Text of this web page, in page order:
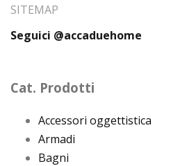
SITEMAP
Seguici @accaduehome
Cat. Prodotti
Accessori oggettistica
Armadi
Bagni